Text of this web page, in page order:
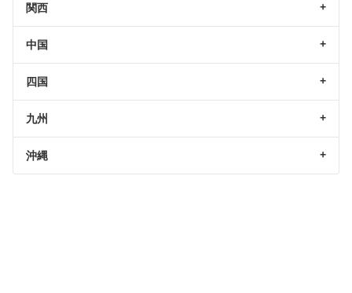
関西
中国
四国
九州
沖縄